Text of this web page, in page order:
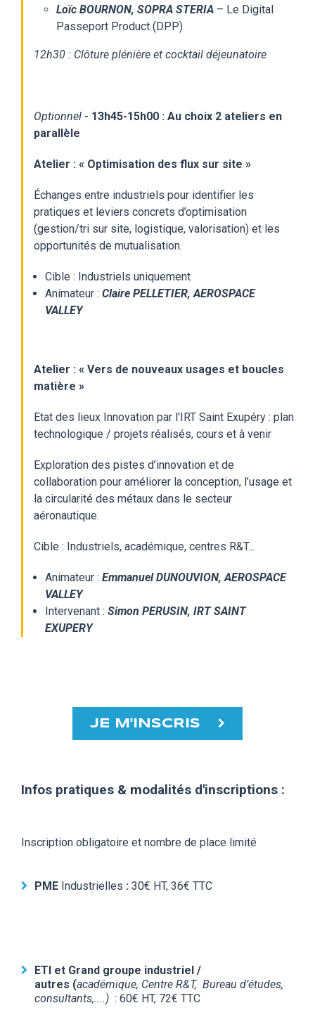
Loïc BOURNON, SOPRA STERIA – Le Digital
Passeport Product (DPP)
12h30 : Clôture plénière et cocktail déjeunatoire
Optionnel - 13h45-15h00 : Au choix 2 ateliers en
parallèle
Atelier : « Optimisation des flux sur site »
Échanges entre industriels pour identifier les
pratiques et leviers concrets d’optimisation
(gestion/tri sur site, logistique, valorisation) et les
opportunités de mutualisation.
Cible : Industriels uniquement
Animateur : Claire PELLETIER, AEROSPACE
VALLEY
Atelier : « Vers de nouveaux usages et boucles
matière »
Etat des lieux Innovation par l'IRT Saint Exupéry : plan
technologique / projets réalisés, cours et à venir
Exploration des pistes d’innovation et de
collaboration pour améliorer la conception, l’usage et
la circularité des métaux dans le secteur
aéronautique.
Cible : Industriels, académique, centres R&T...
Animateur : Emmanuel DUNOUVION, AEROSPACE
VALLEY
Intervenant : Simon PERUSIN, IRT SAINT
EXUPERY
JE M'INSCRIS
Infos pratiques & modalités d'inscriptions :
Inscription obligatoire et nombre de place limité
PME Industrielles : 30€ HT, 36€ TTC
ETI et Grand groupe industriel /
autres (académique, Centre R&T, Bureau d’études,
consultants,....) : 60€ HT, 72€ TTC